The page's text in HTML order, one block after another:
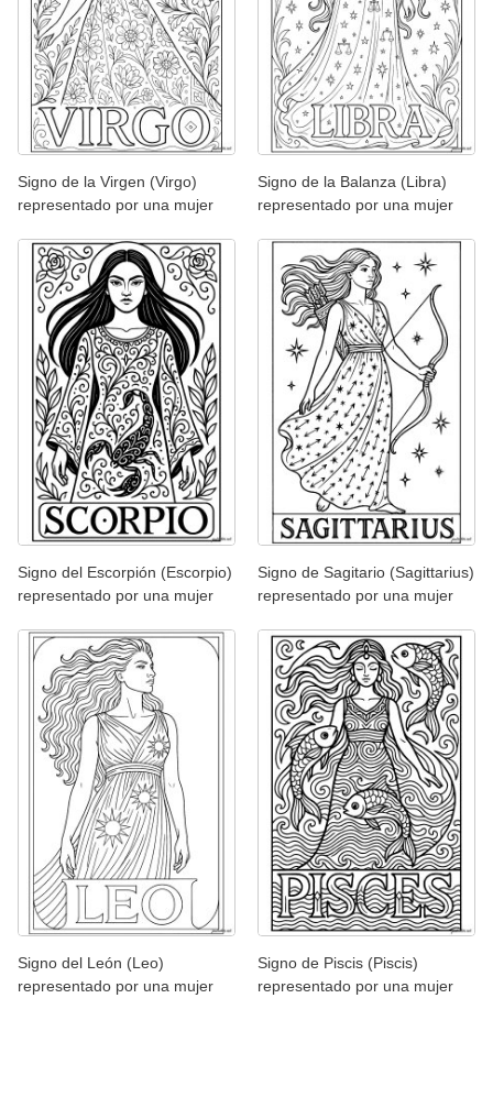
Signo de la Virgen (Virgo)
representado por una mujer
Signo de la Balanza (Libra)
representado por una mujer
Signo del Escorpión (Escorpio)
representado por una mujer
Signo de Sagitario (Sagittarius)
representado por una mujer
Signo del León (Leo)
representado por una mujer
Signo de Piscis (Piscis)
representado por una mujer